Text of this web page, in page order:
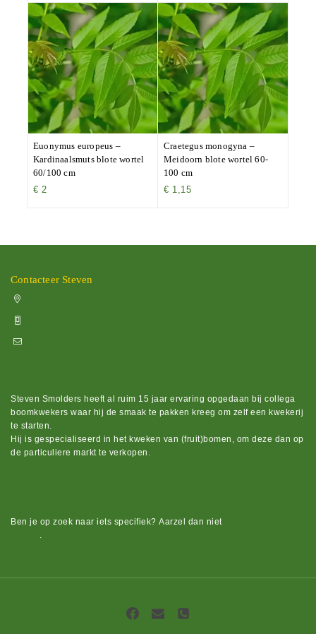
Euonymus europeus –
Kardinaalsmuts blote wortel
60/100 cm
€ 2
Craetegus monogyna –
Meidoorn blote wortel 60-
100 cm
€ 1,15
Contacteer Steven
Steven Smolders heeft al ruim 15 jaar ervaring opgedaan bij collega
boomkwekers waar hij de smaak te pakken kreeg om zelf een kwekerij
te starten.
Hij is gespecialiseerd in het kweken van (fruit)bomen, om deze dan op
de particuliere markt te verkopen.
Ben je op zoek naar iets specifiek? Aarzel dan niet
.